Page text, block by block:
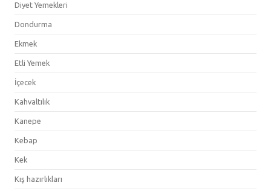
Diyet Yemekleri
Dondurma
Ekmek
Etli Yemek
İçecek
Kahvaltılık
Kanepe
Kebap
Kek
Kış hazırlıkları